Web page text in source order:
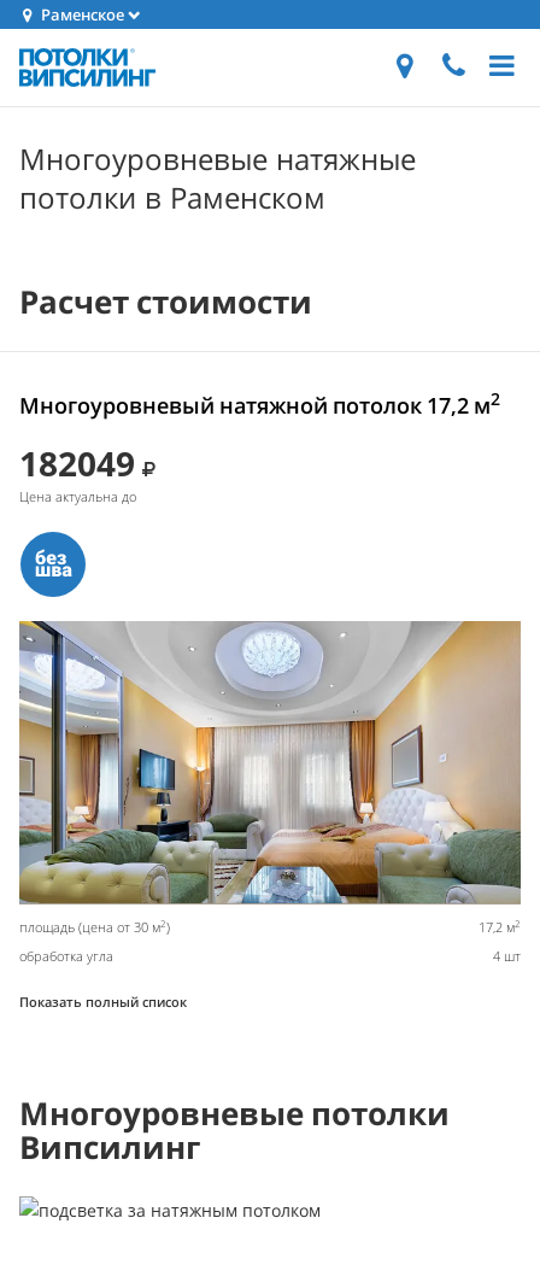
Раменское
Многоуровневые натяжные
потолки в Раменском
Расчет стоимости
Многоуровневый натяжной потолок 17,2 м2
182049
Цена актуальна до
площадь (цена от 30 м2) 17,2 м2
обработка угла 4 шт
Показать полный список
Многоуровневые потолки
Випсилинг